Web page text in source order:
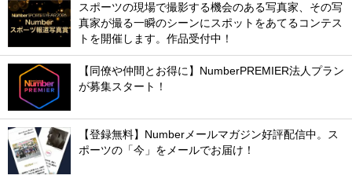
スポーツの現場で撮影する機会のある写真家、その写
真家が撮る一瞬のシーンにスポットをあてるコンテス
トを開催します。作品受付中！
【同僚や仲間とお得に】NumberPREMIER法人プラン
が募集スタート！
【登録無料】Numberメールマガジン好評配信中。ス
ポーツの「今」をメールでお届け！